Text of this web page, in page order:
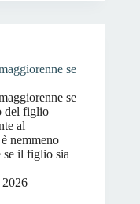
se
se
del figlio
al
nemmeno
se il figlio sia